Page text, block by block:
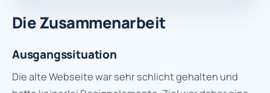
Die Zusammenarbeit
Ausgangssituation
Die alte Webseite war sehr schlicht gehalten und